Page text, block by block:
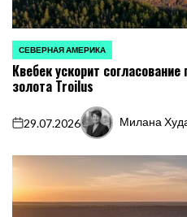
ОПУБЛИКОВАНО
В
СЕВЕРНАЯ АМЕРИКА
Квебек ускорит
золота Troilus
on
29.07.2026
Запись
Милана